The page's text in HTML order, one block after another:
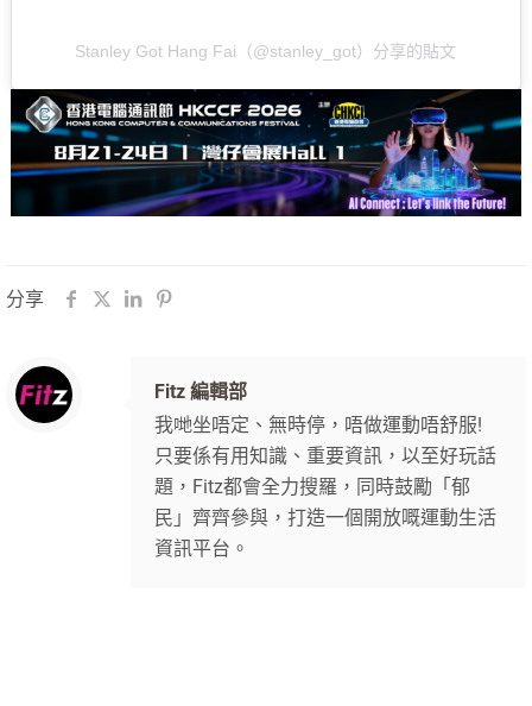
Stanley Got Hang Fai（@stanley_got）分享的貼文
分享
Fitz 編輯部
我哋坐唔定、無時停，唔做運動唔舒服!
只要係有用知識、重要資訊，以至好玩話
題，Fitz都會全力搜羅，同時鼓勵「郁
民」齊齊參與，打造一個開放嘅運動生活
資訊平台。